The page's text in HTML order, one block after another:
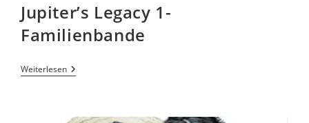
Jupiter’s Legacy 1-
Familienbande
Weiterlesen